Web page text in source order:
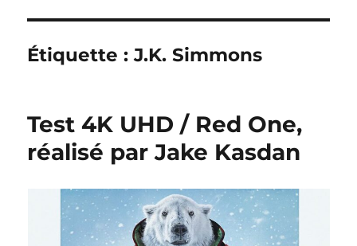
Étiquette :J.K. Simmons
Test 4K UHD / Red One,
réalisé par Jake Kasdan